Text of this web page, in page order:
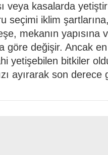
veya kasalarda
seçimi iklim
mekanın yapısına
göre değişir. Ancak
yetişebilen bitkiler
ayırarak son derece